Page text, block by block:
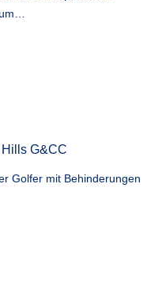
G&CC
Golfer mit Behinderungen